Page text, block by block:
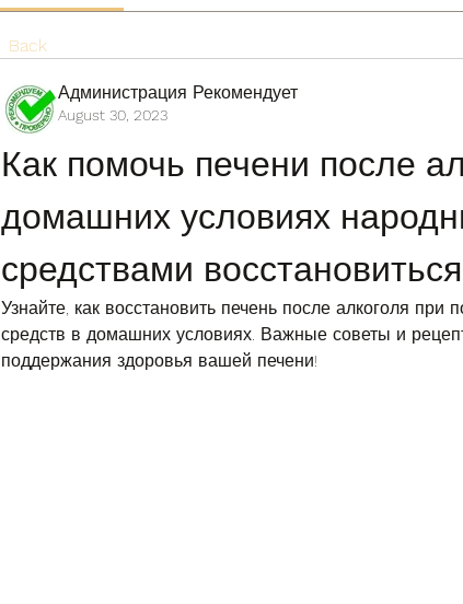
Back
Администрация Рекомендует
August 30, 2023
Как помочь печени после
домашних условиях
средствами восстановиться
Узнайте, как восстановить печень после алкоголя
средств в домашних условиях. Важные советы и
поддержания здоровья вашей печени!